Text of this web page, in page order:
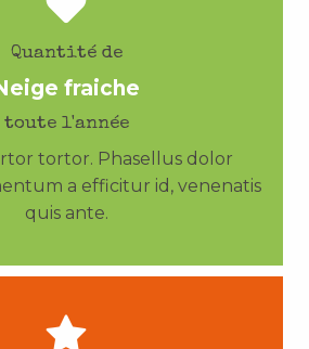
Quantité de
fraiche
toute l'année
tortor. Phasellus dolor
a efficitur id, venenatis
quis ante.